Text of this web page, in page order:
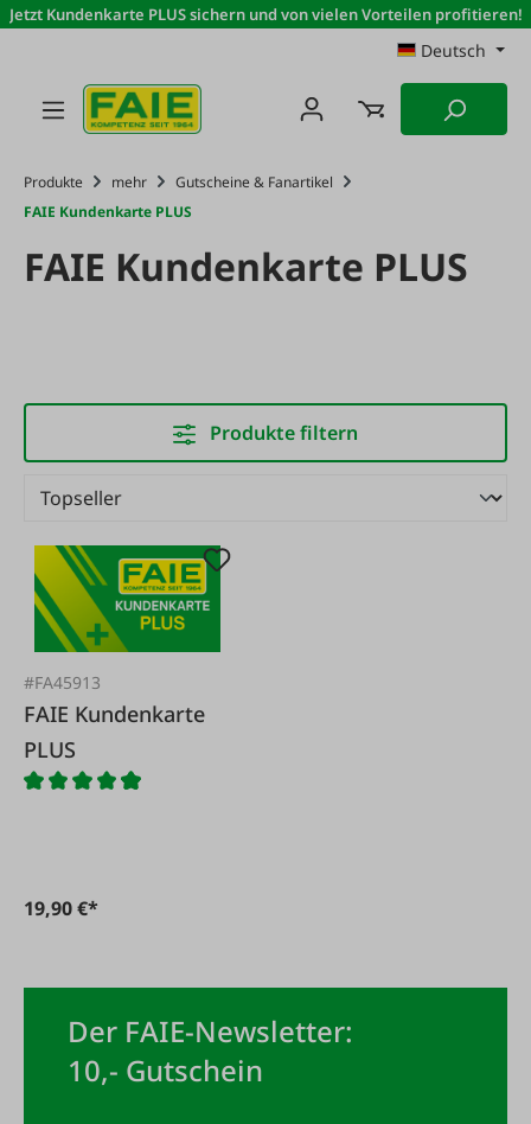
Zum Hauptinhalt springen
Jetzt Kundenkarte PLUS sichern und von vielen Vorteilen profitieren!
Deutsch
Produkte mehr
Gutscheine & Fanartikel
FAIE Kundenkarte PLUS
FAIE Kundenkarte PLUS
Produkte filtern
#FA45913
FAIE Kundenkarte
PLUS
19,90 €*
Der FAIE-Newsletter:
10,- Gutschein